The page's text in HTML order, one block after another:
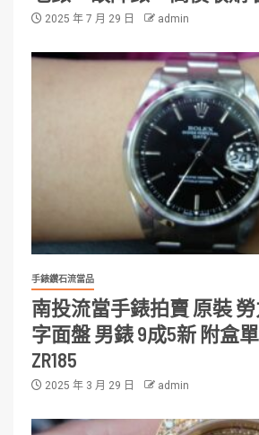
2025 年 7 月 29 日 admin
手錶鑽石流當品
南投流當手錶拍賣 原裝 勞
字面盤 男錶 9成5新 附盒
ZR185
2025 年 3 月 29 日 admin